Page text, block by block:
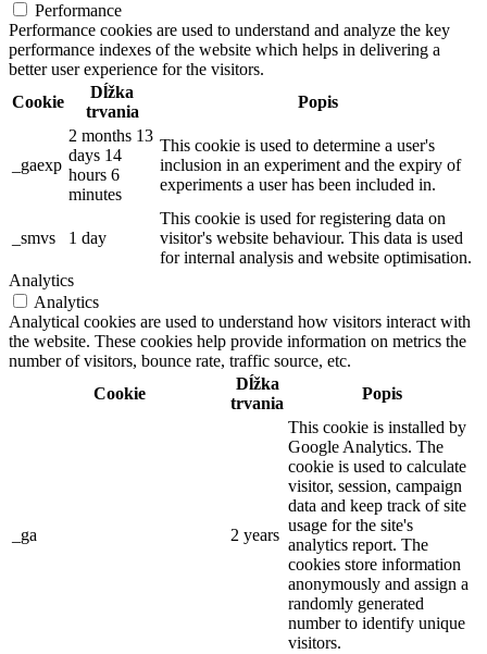
Performance
Performance cookies are used to understand and analyze the key
performance indexes of the website which helps in delivering a
better user experience for the visitors.
Cookie
Dĺžka
trvania
Popis
_gaexp
2 months 13
days 14
hours 6
minutes
This cookie is used to determine a user's
inclusion in an experiment and the expiry of
experiments a user has been included in.
_smvs 1 day
This cookie is used for registering data on
visitor's website behaviour. This data is used
for internal analysis and website optimisation.
Analytics
Analytics
Analytical cookies are used to understand how visitors interact with
the website. These cookies help provide information on metrics the
number of visitors, bounce rate, traffic source, etc.
Cookie
Dĺžka
trvania
Popis
_ga 2 years
This cookie is installed by
Google Analytics. The
cookie is used to calculate
visitor, session, campaign
data and keep track of site
usage for the site's
analytics report. The
cookies store information
anonymously and assign a
randomly generated
number to identify unique
visitors.